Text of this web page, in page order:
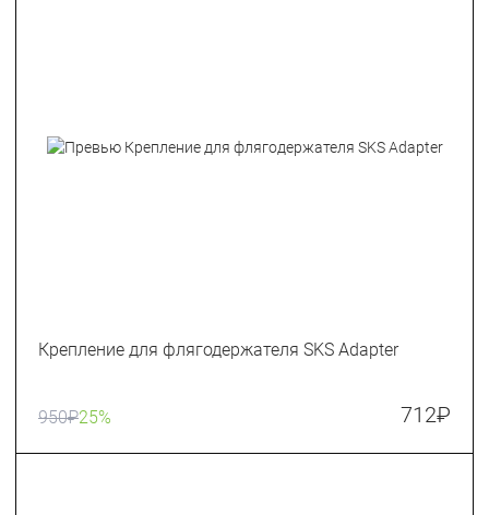
Крепление для флягодержателя SKS Adapter
950₽25% 712₽